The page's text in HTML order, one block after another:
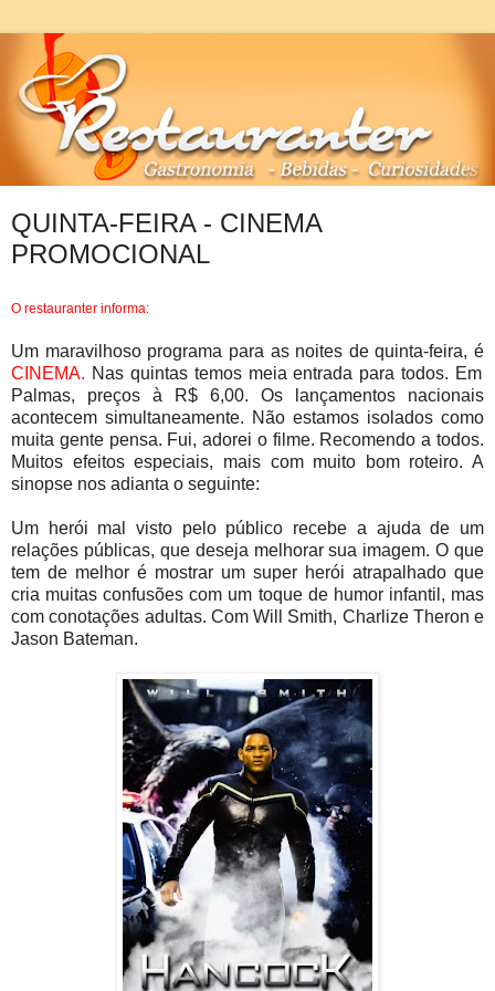
QUINTA-FEIRA - CINEMA
PROMOCIONAL
O restauranter informa:
Um maravilhoso programa para as noites de quinta-feira, é
CINEMA. Nas quintas temos meia entrada para todos. Em
Palmas, preços à R$ 6,00. Os lançamentos nacionais
acontecem simultaneamente. Não estamos isolados como
muita gente pensa. Fui, adorei o filme. Recomendo a todos.
Muitos efeitos especiais, mais com muito bom roteiro. A
sinopse nos adianta o seguinte:
Um herói mal visto pelo público recebe a ajuda de um
relações públicas, que deseja melhorar sua imagem. O que
tem de melhor é mostrar um super herói atrapalhado que
cria muitas confusões com um toque de humor infantil, mas
com conotações adultas. Com Will Smith, Charlize Theron e
Jason Bateman.